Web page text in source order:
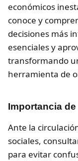
económicos
conoce y
decisiones más
esenciales y
transformando
herramienta de
Importancia
Ante la
sociales,
para evitar